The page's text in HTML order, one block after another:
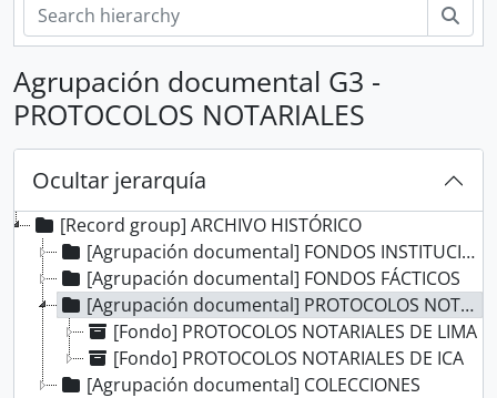
Agrupación documental G3 -
PROTOCOLOS NOTARIALES
Ocultar jerarquía
[Record group] ARCHIVO HISTÓRICO
[Agrupación documental] FONDOS INSTITUCIONALES
[Agrupación documental] FONDOS FÁCTICOS
[Agrupación documental] PROTOCOLOS NOTARIALES
[Fondo] PROTOCOLOS NOTARIALES DE LIMA
[Fondo] PROTOCOLOS NOTARIALES DE ICA
[Agrupación documental] COLECCIONES